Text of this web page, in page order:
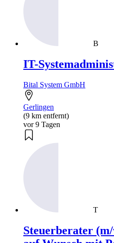
B
IT-
Bital System GmbH
Gerlingen
(9 km entfernt)
vor 9 Tagen
T
Steuerberater